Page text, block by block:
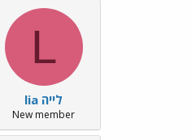
L
lia לייה
New member